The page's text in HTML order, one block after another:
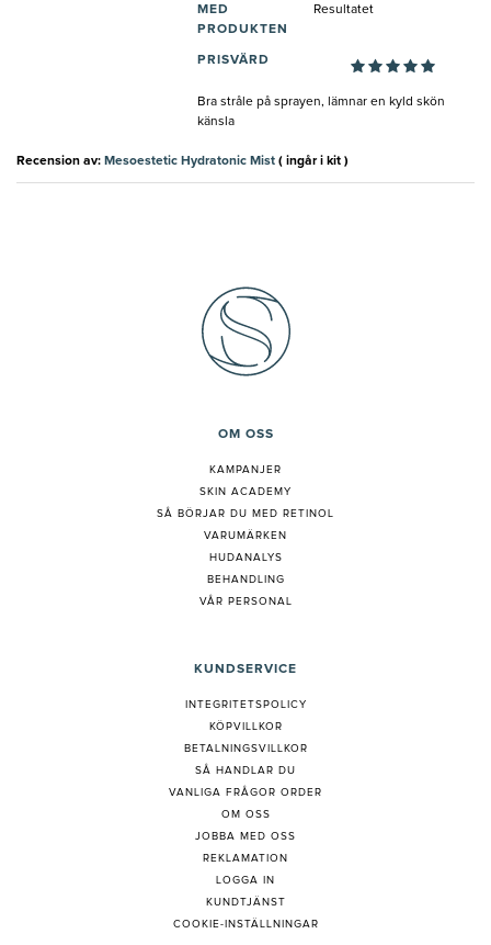
MED
PRODUKTEN
Resultatet
PRISVÄRD
Bra stråle på sprayen, lämnar en kyld skön
känsla
Recension av: Mesoestetic Hydratonic Mist ( ingår i kit )
OM OSS
KAMPANJER
SKIN ACADEMY
SÅ BÖRJAR DU MED RETINOL
VARUMÄRKEN
HUDANALYS
BEHANDLING
VÅR PERSONAL
KUNDSERVICE
INTEGRITETSPOLICY
KÖPVILLKOR
BETALNINGSVILLKOR
SÅ HANDLAR DU
VANLIGA FRÅGOR ORDER
OM OSS
JOBBA MED OSS
REKLAMATION
LOGGA IN
KUNDTJÄNST
COOKIE-INSTÄLLNINGAR